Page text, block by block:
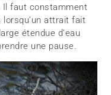
Il faut constamment
attrait fait
étendue d’eau
une pause.